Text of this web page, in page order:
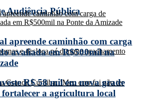
Audiência Pública
apreende caminhão com carga
avaliada em R$500mil na
R$ 58 mil em nova grade
a agricultura local